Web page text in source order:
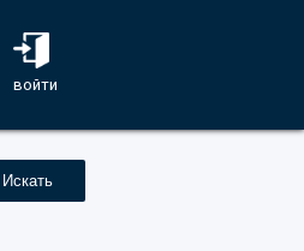
войти
Искать